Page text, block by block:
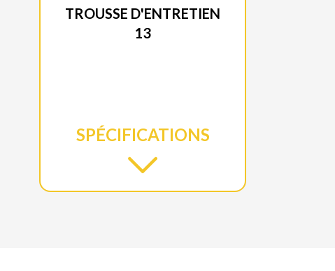
TROUSSE D'ENTRETIEN
13
SPÉCIFICATIONS